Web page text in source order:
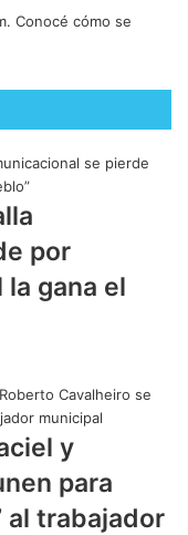
Conocé cómo se
por
gana el
y
para
al trabajador